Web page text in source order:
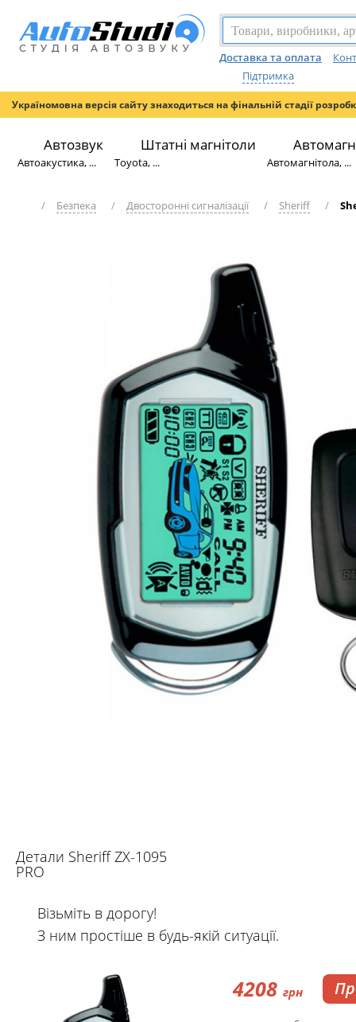
Доставка та оплата
Підтримка
Україномовна версія сайту знаходиться на фінальній стадії
Автозвук
Автоакустика, ...
Штатні магнітоли
Toyota, ... Автомагнітола, ...
/ Безпека / Двосторонні сигналізації / Sheriff /
Детали Sheriff ZX-1095
PRO
Візьміть в дорогу!
З ним простіше в будь-якій ситуації.
4208 грн